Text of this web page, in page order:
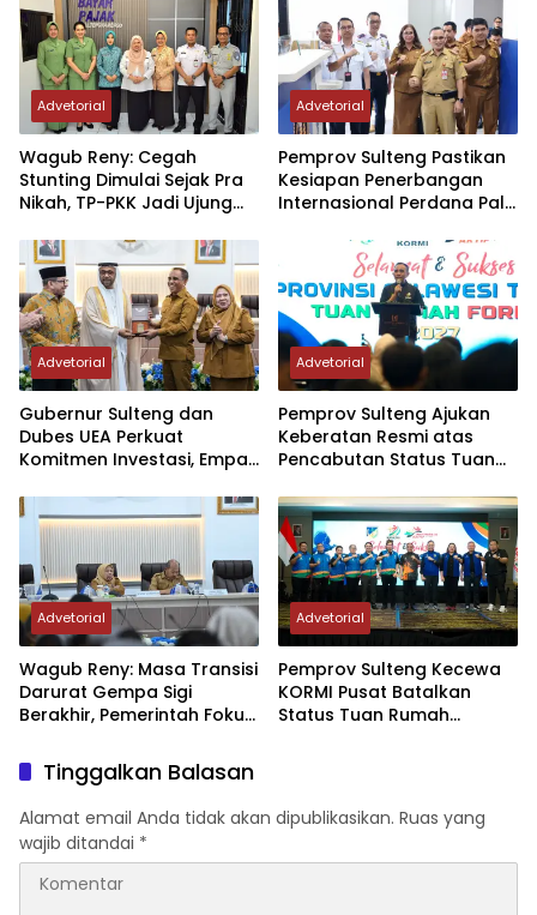
Advetorial
Wagub Reny: Cegah
Stunting Dimulai Sejak Pra
Nikah, TP-PKK Jadi Ujung
Advetorial
Pemprov Sulteng Pastikan
Kesiapan Penerbangan
Internasional Perdana Palu
Advetorial
Gubernur Sulteng dan
Dubes UEA Perkuat
Komitmen Investasi, Empat
Advetorial
Pemprov Sulteng Ajukan
Keberatan Resmi atas
Pencabutan Status Tuan
2027
Advetorial
Wagub Reny: Masa Transisi
Darurat Gempa Sigi
Berakhir, Pemerintah Fokus
Advetorial
Pemprov Sulteng Kecewa
KORMI Pusat Batalkan
Status Tuan Rumah
Tinggalkan Balasan
Alamat email Anda tidak akan dipublikasikan. Ruas yang
wajib ditandai *